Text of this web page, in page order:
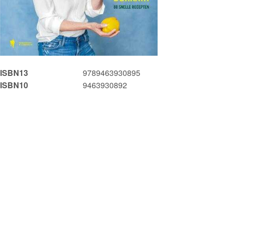
ISBN13
9789463930895
ISBN10
9463930892